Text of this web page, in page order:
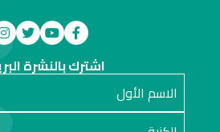
اشترك بالنشرة